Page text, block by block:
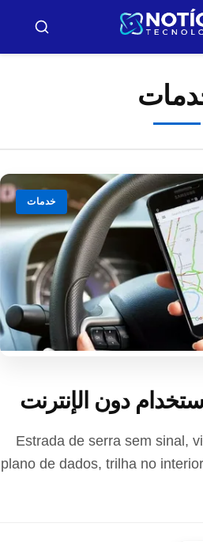
بحث
خدمات
Estrada de serra sem sinal,
plano de dados, trilha no